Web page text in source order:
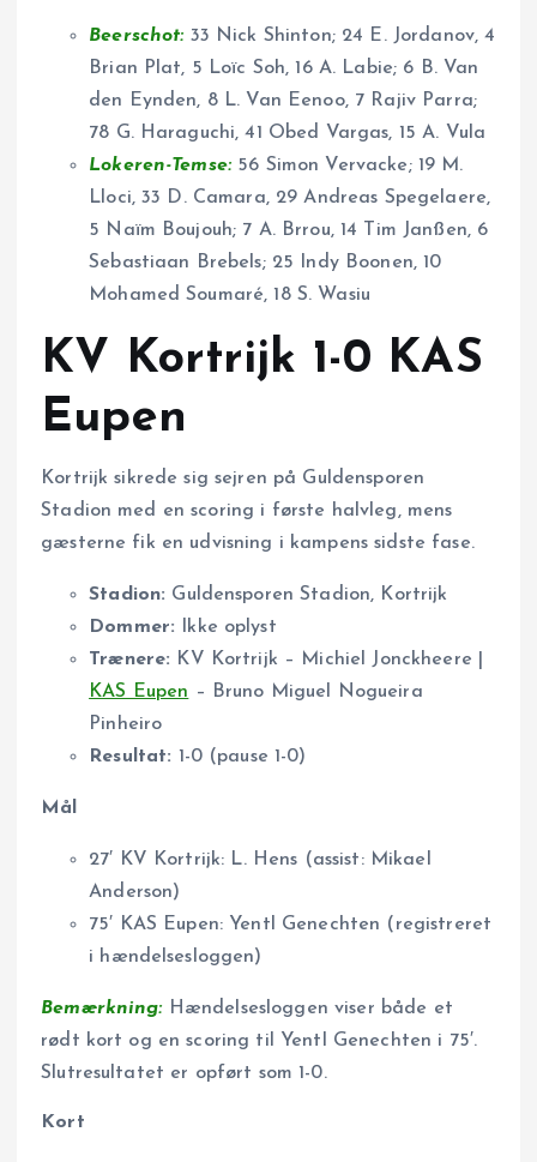
Beerschot: 33 Nick Shinton; 24 E. Jordanov, 4
Brian Plat, 5 Loïc Soh, 16 A. Labie; 6 B. Van
den Eynden, 8 L. Van Eenoo, 7 Rajiv Parra;
78 G. Haraguchi, 41 Obed Vargas, 15 A. Vula
Lokeren-Temse: 56 Simon Vervacke; 19 M.
Lloci, 33 D. Camara, 29 Andreas Spegelaere,
5 Naïm Boujouh; 7 A. Brrou, 14 Tim Janßen, 6
Sebastiaan Brebels; 25 Indy Boonen, 10
Mohamed Soumaré, 18 S. Wasiu
KV Kortrijk 1-0 KAS
Eupen
Kortrijk sikrede sig sejren på Guldensporen
Stadion med en scoring i første halvleg, mens
gæsterne fik en udvisning i kampens sidste fase.
Stadion: Guldensporen Stadion, Kortrijk
Dommer: Ikke oplyst
Trænere: KV Kortrijk – Michiel Jonckheere |
KAS Eupen – Bruno Miguel Nogueira
Pinheiro
Resultat: 1-0 (pause 1-0)
Mål
27′ KV Kortrijk: L. Hens (assist: Mikael
Anderson)
75′ KAS Eupen: Yentl Genechten (registreret
i hændelsesloggen)
Bemærkning: Hændelsesloggen viser både et
rødt kort og en scoring til Yentl Genechten i 75′.
Slutresultatet er opført som 1-0.
Kort